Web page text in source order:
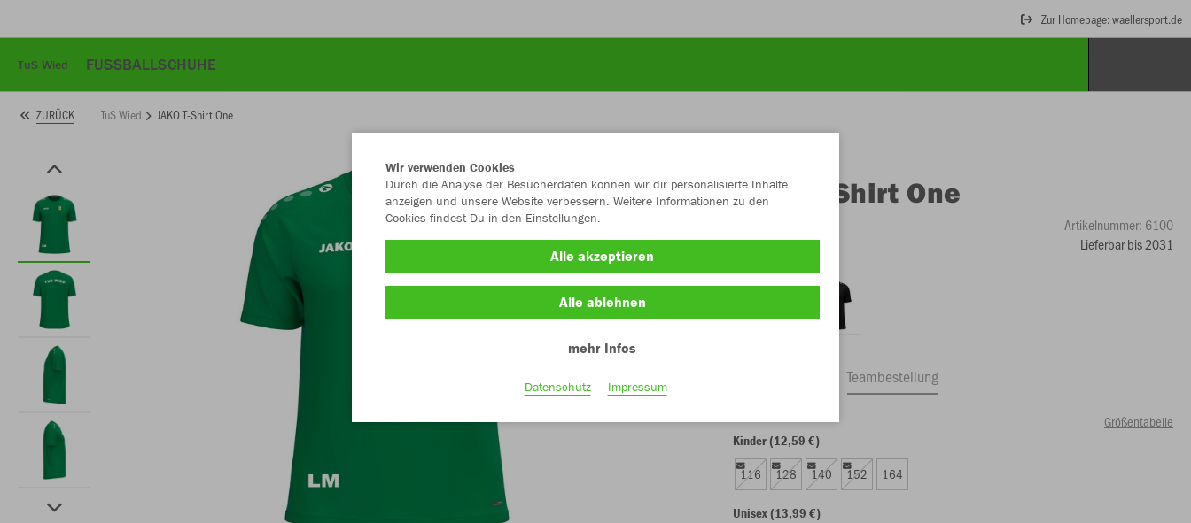
Zur Homepage: waellersport.de
TuS Wied FUSSBALLSCHUHE
ZURÜCK TuS Wied JAKO T-Shirt One
JAKO T-Shirt One
Artikelnummer: 6100
Lieferbar bis 2031
Teambestellung
Größentabelle
Kinder (12,59 €)
116 128 140 152 164
Unisex (13,99 €)
Wir verwenden Cookies
Durch die Analyse der Besucherdaten können wir dir personalisierte Inhalte
anzeigen und unsere Website verbessern. Weitere Informationen zu den
Cookies findest Du in den Einstellungen.
Alle akzeptieren
Alle ablehnen
mehr Infos
Datenschutz Impressum